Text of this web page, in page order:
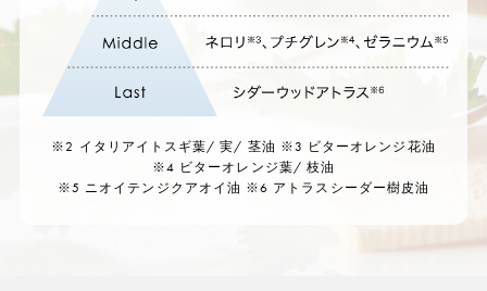
※2 イタリアイトスギ葉/ 実/ 茎油 ※3 ビターオレンジ花油
※4 ビターオレンジ葉/ 枝油
※5 ニオイテンジクアオイ油 ※6 アトラスシーダー樹皮油